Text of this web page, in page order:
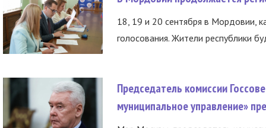
18, 19 и 20 сентября в Мордовии,
голосования. Жители республики
Председатель комиссии
муниципальное управление»